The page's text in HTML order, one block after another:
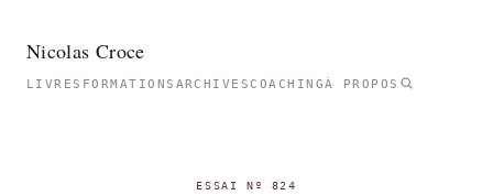
Nicolas Croce
LIVRES FORMATIONS ARCHIVESCOACHINGÀ PROPOS
ESSAI Nº 824